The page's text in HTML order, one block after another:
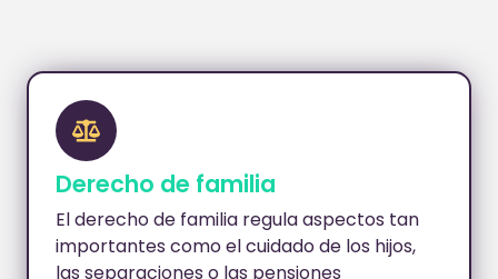
Derecho de familia
El derecho de familia regula aspectos tan
importantes como el cuidado de los hijos,
las separaciones o las pensiones